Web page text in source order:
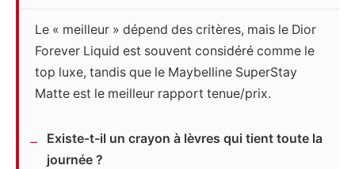
Le « meilleur » dépend des critères, mais le Dior
Forever Liquid est souvent considéré comme le
top luxe, tandis que le Maybelline SuperStay
Matte est le meilleur rapport tenue/prix.
Existe-t-il un crayon à lèvres qui tient toute la
journée ?